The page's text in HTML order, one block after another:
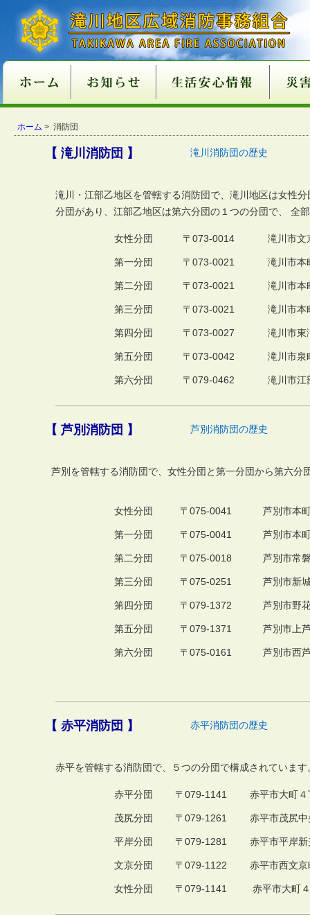
関係条例整備
いて
店
功事例
条例
て
い
番に
いて
ついて
適正
につ
につ
準の
ホーム > 消防団
【 滝川消防団 】 滝川消防団の歴史
滝川・江部乙地区を管轄する消防団で、滝川地区は女性
分団があり、江部乙地区は第六分団の１つの分団で、 全
女性分団 〒073-0014 滝川市文
第一分団 〒073-0021 滝川市本
第二分団 〒073-0021 滝川市本
第三分団 〒073-0021 滝川市本
第四分団 〒073-0027 滝川市東
第五分団 〒073-0042 滝川市泉
第六分団 〒079-0462 滝川市江
【 芦別消防団 】 芦別消防団の歴史
芦別を管轄する消防団で、女性分団と第一分団から第六分
女性分団 〒075-0041 芦別市本
第一分団 〒075-0041 芦別市本
第二分団 〒075-0018 芦別市常
第三分団 〒075-0251 芦別市新
第四分団 〒079-1372 芦別市野
第五分団 〒079-1371 芦別市上
第六分団 〒075-0161 芦別市西
【 赤平消防団 】 赤平消防団の歴史
赤平を管轄する消防団で、５つの分団で構成されています
赤平分団 〒079-1141 赤平市大町
茂尻分団 〒079-1261 赤平市茂尻
平岸分団 〒079-1281 赤平市平岸
文京分団 〒079-1122 赤平市西文
女性分団 〒079-1141 赤平市大町